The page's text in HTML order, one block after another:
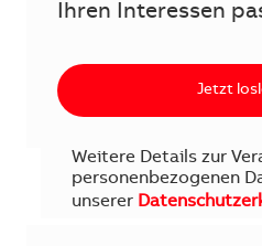
Ihren Interessen
Jetzt
Weitere Details zur
personenbezogenen
unserer